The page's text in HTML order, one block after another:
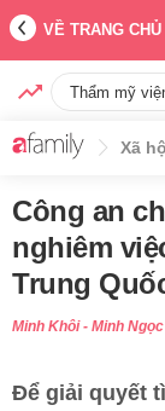
VỀ TRANG CHỦ
Thẩm mỹ
Xã
Công an
nghiêm
Trung
Minh Khôi - Minh Ngọc
Để giải quyết